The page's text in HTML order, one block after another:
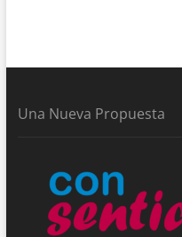
Una Nueva Propuesta